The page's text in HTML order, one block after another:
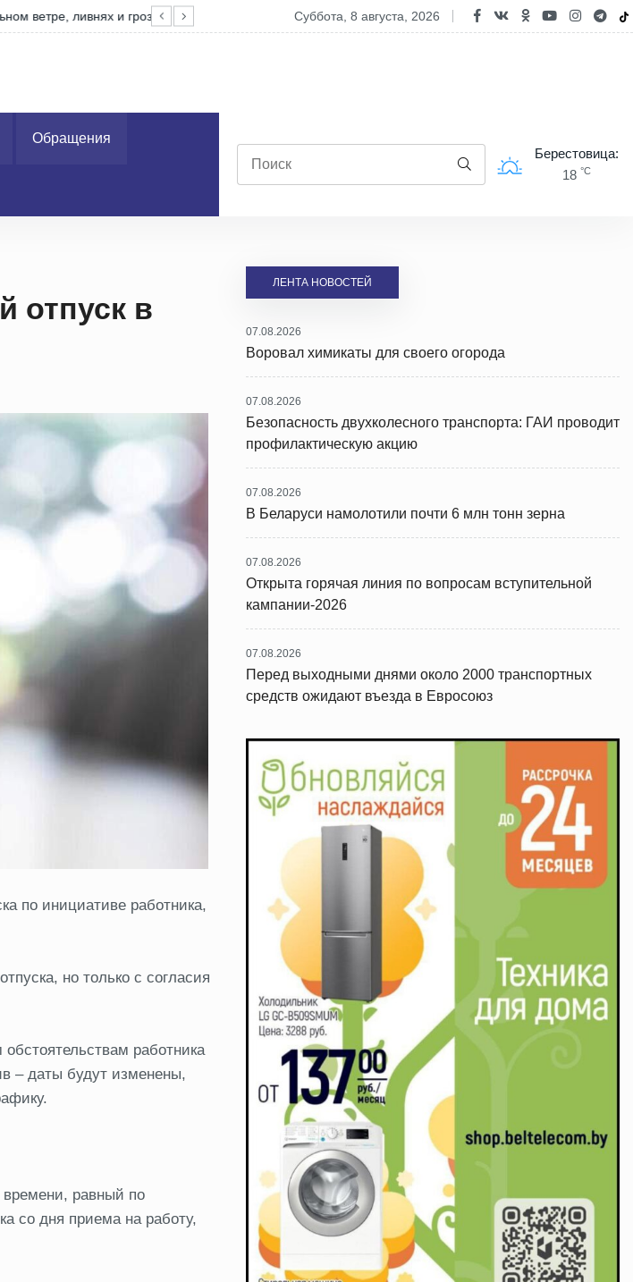
Воровал химикаты для своего огорода
суббота, 8 августа, 2026
Обращения
Берестовица:
18 °C
отпуск в
по инициативе работника,
но только с согласия
работника
– даты будут изменены,
времени, равный по
со дня приема на работу,
ЛЕНТА НОВОСТЕЙ
07.08.2026
Воровал химикаты для своего огорода
07.08.2026
Безопасность двухколесного транспорта: ГАИ проводит
профилактическую акцию
07.08.2026
В Беларуси намолотили почти 6 млн тонн зерна
07.08.2026
Открыта горячая линия по вопросам вступительной
кампании-2026
07.08.2026
Перед выходными днями около 2000 транспортных
средств ожидают въезда в Евросоюз